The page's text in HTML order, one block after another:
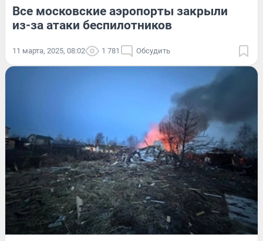
Все московские аэропорты закрыли
из-за атаки беспилотников
11 марта, 2025, 08:02 1 781 Обсудить